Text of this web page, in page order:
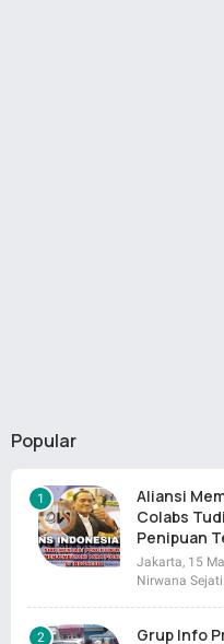
Popular
Aliansi
Colabs
Penipuan
Jakarta, 15
Nirwana
Grup Info